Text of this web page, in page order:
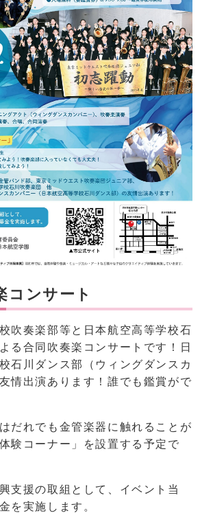
コンサート
吹奏楽部等と日本航空高等学校石
る合同吹奏楽コンサートです！日
石川ダンス部（ウィングダンスカ
情出演あります！誰でも鑑賞がで
だれでも金管楽器に触れることが
験コーナー」を設置する予定で
支援の取組として、イベント当
を実施します。